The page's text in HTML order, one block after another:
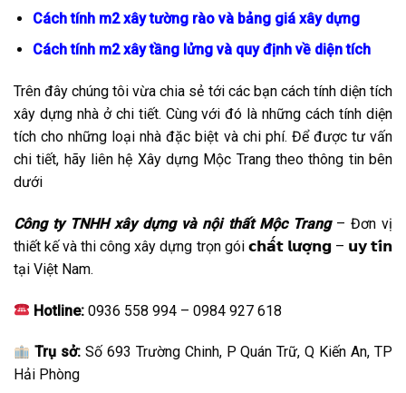
Cách tính m2 xây tường rào và bảng giá xây dựng
Cách tính m2 xây tầng lửng và quy định về diện tích
Trên đây chúng tôi vừa chia sẻ tới các bạn cách tính diện tích
xây dựng nhà ở chi tiết. Cùng với đó là những cách tính diện
tích cho những loại nhà đặc biệt và chi phí. Để được tư vấn
chi tiết, hãy liên hệ Xây dựng Mộc Trang theo thông tin bên
dưới
Công ty TNHH xây dựng và nội thất Mộc Trang– Đơn vị
thiết kế và thi công xây dựng trọn gói 𝗰𝗵𝗮̂́𝘁 𝗹𝘂̛𝗼̛̣𝗻𝗴 – 𝘂𝘆 𝘁𝗶́𝗻
tại Việt Nam.
Hotline: 0936 558 994 – 0984 927 618
Trụ sở: Số 693 Trường Chinh, P Quán Trữ, Q Kiến An, TP
Hải Phòng